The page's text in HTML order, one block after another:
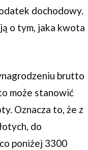
dochodowy.
o tym, jaka kwota
brutto
może stanowić
Oznacza to, że z
do
poniżej 3300